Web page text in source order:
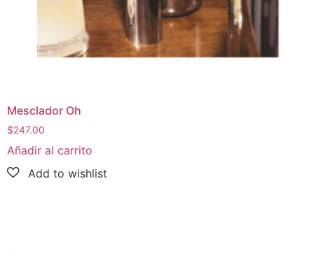
Mesclador Oh
$247.00
Añadir al carrito